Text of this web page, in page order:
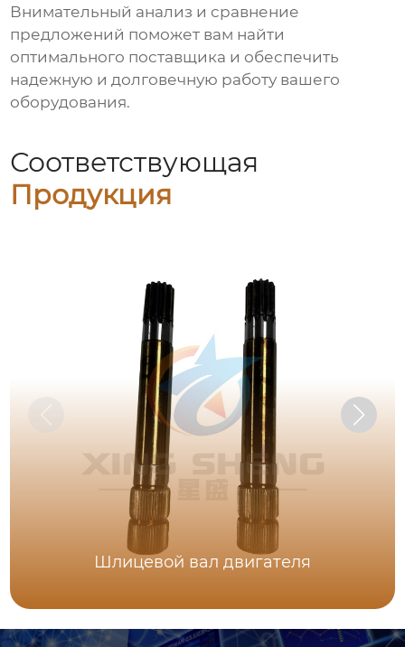
Внимательный анализ и сравнение
предложений поможет вам найти
оптимального поставщика и обеспечить
надежную и долговечную работу вашего
оборудования.
Соответствующая
Продукция
Шлицевой вал двигателя